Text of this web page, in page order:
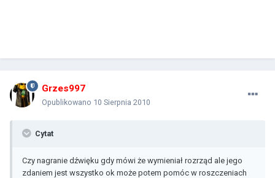
Grzes997
Opublikowano 10 Sierpnia 2010
Cytat
Czy nagranie dźwięku gdy mówi że wymieniał rozrząd ale jego
zdaniem jest wszystko ok może potem pomóc w roszczeniach